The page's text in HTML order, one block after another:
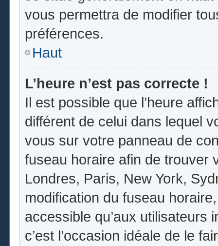
vous permettra de modifier
préférences.
Haut
L’heure n’est pas correcte !
Il est possible que l’heure
différent de celui dans lequel
vous sur votre panneau de
fuseau horaire afin de trouver
Londres, Paris, New York,
modification du fuseau
accessible qu’aux utilisateurs
c’est l’occasion idéale de le